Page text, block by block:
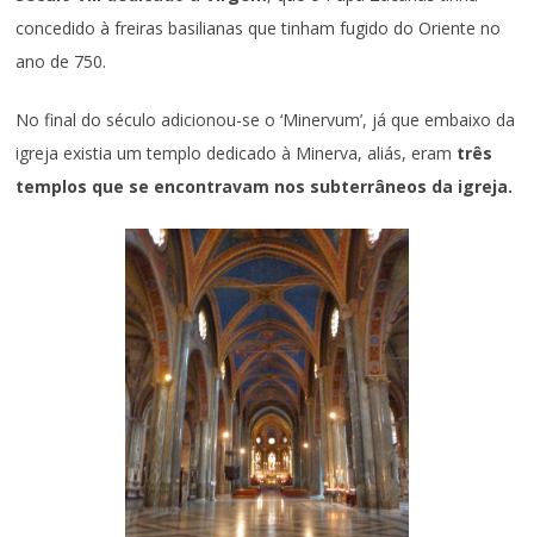
concedido à freiras basilianas que tinham fugido do Oriente no
ano de 750.
No final do século adicionou-se o ‘Minervum’, já que embaixo da
igreja existia um templo dedicado à Minerva, aliás, eram três
templos que se encontravam nos subterrâneos da igreja.